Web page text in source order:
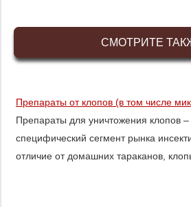
СМОТРИТЕ
Препараты от клопов (в том числе
Препараты для уничтожения клопов
специфический сегмент рынка
отличие от домашних тараканов,